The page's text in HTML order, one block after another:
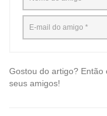
Gostou do artigo? Então
seus amigos!